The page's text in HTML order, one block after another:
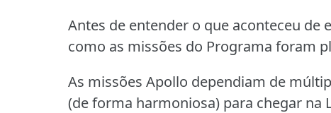
Antes de entender o que aconteceu de
como as missões do Programa foram
As missões Apollo dependiam de
(de forma harmoniosa) para chegar na